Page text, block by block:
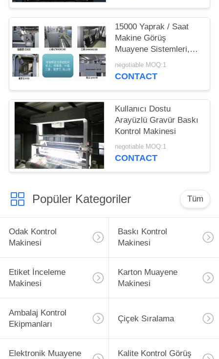
PRIVACY
POLICY
15000 Yaprak / Saat
Makine Görüş
Muayene Sistemleri,
Dar Web Muayene
Sistemleri
negotiable MOQ:1
CONTACT
Kullanıcı Dostu
Arayüzlü Gravür Baskı
Kontrol Makinesi
negotiable MOQ:1
CONTACT
Popüler Kategoriler Tüm
Odak Kontrol
Makinesi
Baskı Kontrol
Makinesi
Etiket İnceleme
Makinesi
Karton Muayene
Makinesi
Ambalaj Kontrol
Ekipmanları
Çiçek Sıralama
Elektronik Muayene Kalite Kontrol Görüş